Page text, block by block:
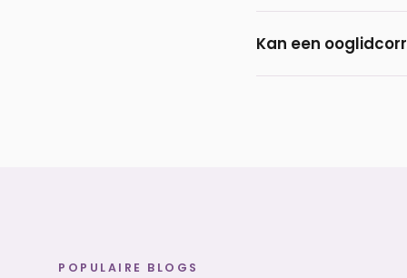
littekens trekken
Kan een
POPULAIRE BLOGS